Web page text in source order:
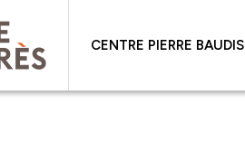
CENTRE PIERRE BAUDIS